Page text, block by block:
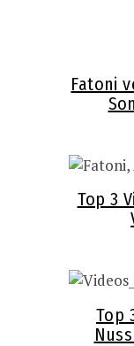
Fatoni
Top 3
Top